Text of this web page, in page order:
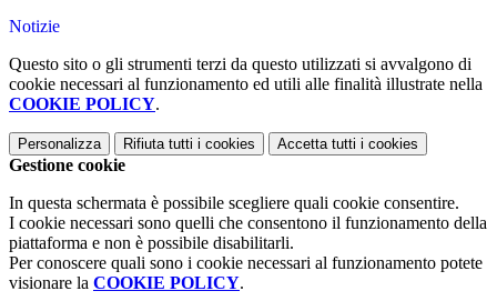
Notizie
Questo sito o gli strumenti terzi da questo utilizzati si avvalgono di
cookie necessari al funzionamento ed utili alle finalità illustrate nella
COOKIE POLICY.
Personalizza Rifiuta tutti i cookies Accetta tutti i cookies
Gestione cookie
In questa schermata è possibile scegliere quali cookie consentire.
I cookie necessari sono quelli che consentono il funzionamento della
piattaforma e non è possibile disabilitarli.
Per conoscere quali sono i cookie necessari al funzionamento potete
visionare la COOKIE POLICY.